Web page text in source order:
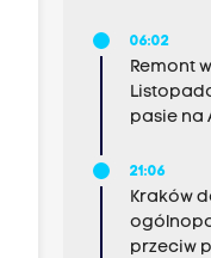
06:02
Remont
pasie na
21:06
Kraków
przeciw